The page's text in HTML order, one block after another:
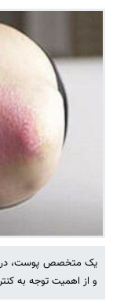
یک متخصص پوست، در
و از اهمیت توجه به